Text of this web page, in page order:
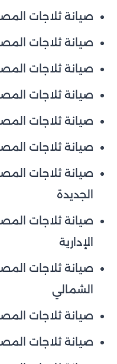
صيانة ثلاجات
صيانة ثلاجات
صيانة ثلاجات
صيانة ثلاجات
صيانة ثلاجات
صيانة ثلاجات
صيانة ثلاجات
الجديدة
صيانة ثلاجات
الإدارية
صيانة ثلاجات
الشمالي
صيانة ثلاجات
صيانة ثلاجات